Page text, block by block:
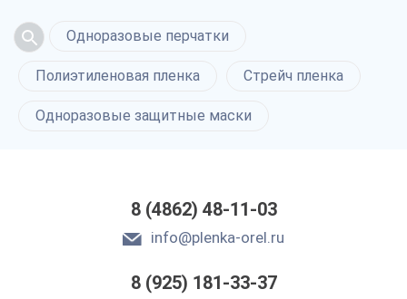
Одноразовые перчатки
Полиэтиленовая пленка Стрейч пленка
Одноразовые защитные маски
8 (4862) 48-11-03
info@plenka-orel.ru
8 (925) 181-33-37